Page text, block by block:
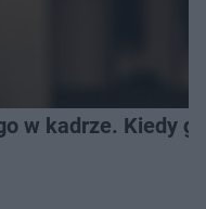
w kadrze. Kiedy